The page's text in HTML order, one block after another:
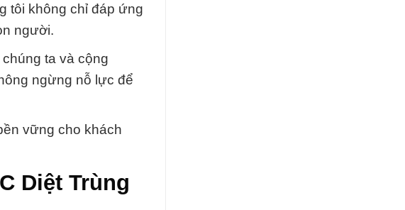
tôi không chỉ đáp ứng
người.
ta và cộng
ngừng nỗ lực để
vững cho khách
Diệt Trùng